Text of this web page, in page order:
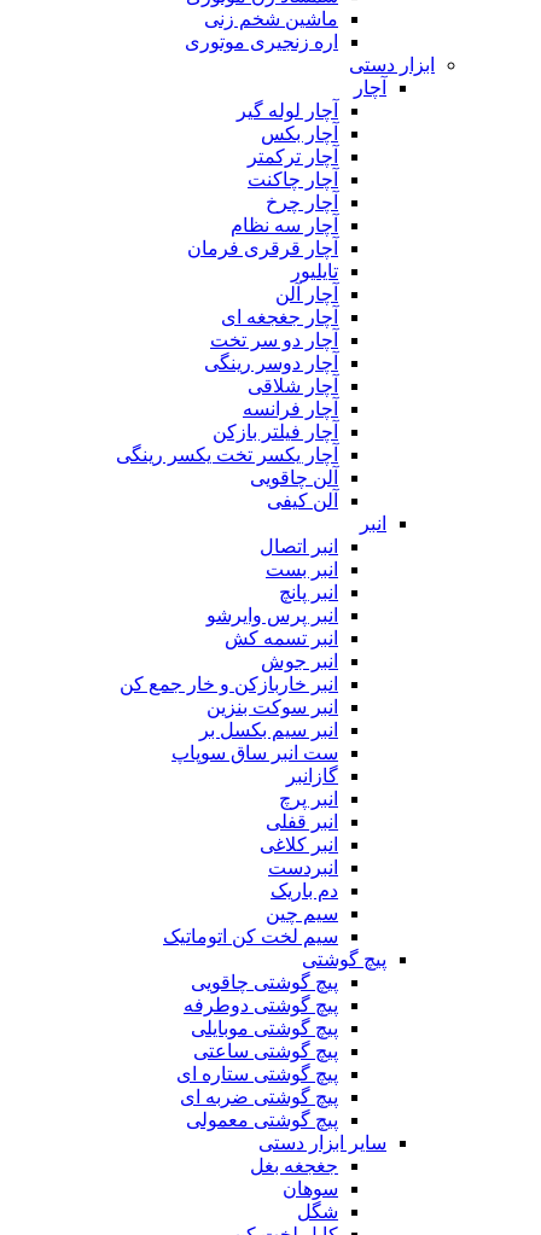
ماشین شخم زنی
اره زنجیری موتوری
ابزار دستی
آچار
آچار لوله گیر
آچار بکس
آچار ترکمتر
آچار چاکنت
آچار چرخ
آچار سه نظام
آچار قرقری فرمان
تایلیور
آچار آلن
آچار جغجغه ای
آچار دو سر تخت
آچار دوسر رینگی
آچار شلاقی
آچار فرانسه
آچار فیلتر بازکن
آچار یکسر تخت یکسر رینگی
آلن چاقویی
آلن کیفی
انبر
انبر اتصال
انبر بست
انبر پانچ
انبر پرس وایرشو
انبر تسمه کش
انبر جوش
انبر خاربازکن و خار جمع کن
انبر سوکت بنزین
انبر سیم بکسل بر
ست انبر ساق سوپاپ
گازانبر
انبر پرچ
انبر قفلی
انبر کلاغی
انبردست
دم باریک
سیم چین
سیم لخت کن اتوماتیک
پیچ گوشتی
پیچ گوشتی چاقویی
پیچ گوشتی دوطرفه
پیچ گوشتی موبایلی
پیچ گوشتی ساعتی
پیچ گوشتی ستاره ای
پیچ گوشتی ضربه ای
پیچ گوشتی معمولی
سایر ابزار دستی
جغجغه بغل
سوهان
شگل